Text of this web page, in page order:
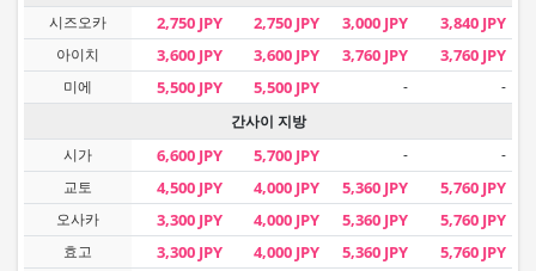
시즈오카
2,750 JPY 2,750 JPY 3,000 JPY 3,840 JPY
아이치 3,600 JPY 3,600 JPY 3,760 JPY 3,760 JPY
미에 5,500 JPY 5,500 JPY -
-
간사이 지방
시가
6,600 JPY 5,700 JPY -
-
교토
4,500 JPY 4,000 JPY 5,360 JPY 5,760 JPY
오사카 3,300 JPY 4,000 JPY 5,360 JPY 5,760 JPY
효고 3,300 JPY 4,000 JPY 5,360 JPY 5,760 JPY